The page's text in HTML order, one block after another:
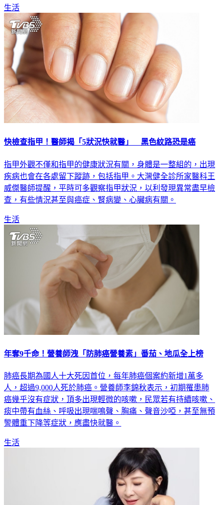
生活
快檢查指甲！醫師揭「5狀況快就醫」 黑色紋路恐是癌
指甲外觀不僅和指甲的健康狀況有關，身體是一整組的，出現
疾病也會在各處留下蹤跡，包括指甲。大灣健全診所家醫科王
威傑醫師提醒，平時可多觀察指甲狀況，以利發現異常盡早檢
查，有些情況甚至與癌症、腎病變、心臟病有關。
生活
年奪9千命！營養師洩「防肺癌營養素」番茄、地瓜全上榜
肺癌長期為國人十大死因首位，每年肺癌個案約新增1萬多
人，超過9,000人死於肺癌。營養師李錦秋表示，初期罹患肺
癌幾乎沒有症狀，頂多出現輕微的咳嗽，民眾若有持續咳嗽、
痰中帶有血絲、呼吸出現喘鳴聲、胸痛、聲音沙啞，甚至無預
警體重下降等症狀，應盡快就醫。
生活